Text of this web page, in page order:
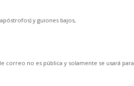
y guiones bajos,
correo no es pública y solamente se usará para